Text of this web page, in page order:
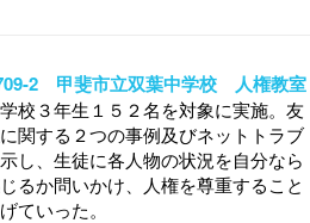
2 甲斐市立双葉中学校 人権教室
校３年生１５２名を対象に実施。友
関する２つの事例及びネットトラブ
し、生徒に各人物の状況を自分なら
るか問いかけ、人権を尊重すること
ていった。